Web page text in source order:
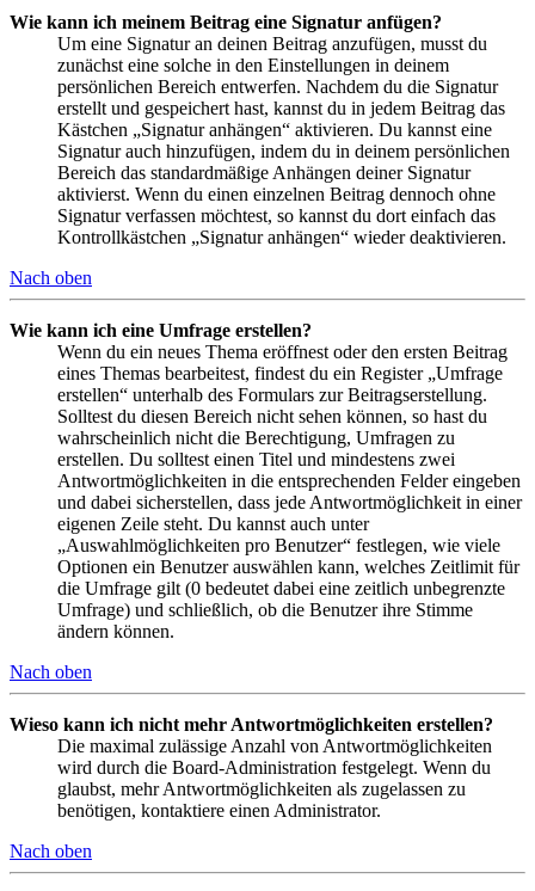
Wie kann ich meinem Beitrag eine Signatur anfügen?
Um eine Signatur an deinen Beitrag anzufügen, musst du
zunächst eine solche in den Einstellungen in deinem
persönlichen Bereich entwerfen. Nachdem du die Signatur
erstellt und gespeichert hast, kannst du in jedem Beitrag das
Kästchen „Signatur anhängen“ aktivieren. Du kannst eine
Signatur auch hinzufügen, indem du in deinem persönlichen
Bereich das standardmäßige Anhängen deiner Signatur
aktivierst. Wenn du einen einzelnen Beitrag dennoch ohne
Signatur verfassen möchtest, so kannst du dort einfach das
Kontrollkästchen „Signatur anhängen“ wieder deaktivieren.
Nach oben
Wie kann ich eine Umfrage erstellen?
Wenn du ein neues Thema eröffnest oder den ersten Beitrag
eines Themas bearbeitest, findest du ein Register „Umfrage
erstellen“ unterhalb des Formulars zur Beitragserstellung.
Solltest du diesen Bereich nicht sehen können, so hast du
wahrscheinlich nicht die Berechtigung, Umfragen zu
erstellen. Du solltest einen Titel und mindestens zwei
Antwortmöglichkeiten in die entsprechenden Felder eingeben
und dabei sicherstellen, dass jede Antwortmöglichkeit in einer
eigenen Zeile steht. Du kannst auch unter
„Auswahlmöglichkeiten pro Benutzer“ festlegen, wie viele
Optionen ein Benutzer auswählen kann, welches Zeitlimit für
die Umfrage gilt (0 bedeutet dabei eine zeitlich unbegrenzte
Umfrage) und schließlich, ob die Benutzer ihre Stimme
ändern können.
Nach oben
Wieso kann ich nicht mehr Antwortmöglichkeiten erstellen?
Die maximal zulässige Anzahl von Antwortmöglichkeiten
wird durch die Board-Administration festgelegt. Wenn du
glaubst, mehr Antwortmöglichkeiten als zugelassen zu
benötigen, kontaktiere einen Administrator.
Nach oben